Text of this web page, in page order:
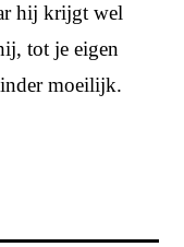
hij krijgt wel
tot je eigen
moeilijk.